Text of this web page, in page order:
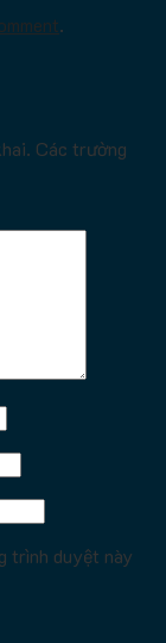
.
Các trường
trình duyệt này